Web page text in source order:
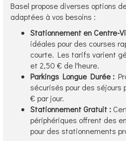
Basel propose diverses options
adaptées à vos besoins :
Stationnement en Centre-
idéales pour des courses
courte. Les tarifs varient
et 2,50 € de l'heure.
Parkings Longue Durée :
sécurisés pour des séjours
€ par jour.
Stationnement Gratuit :
périphériques offrent des
pour des stationnements